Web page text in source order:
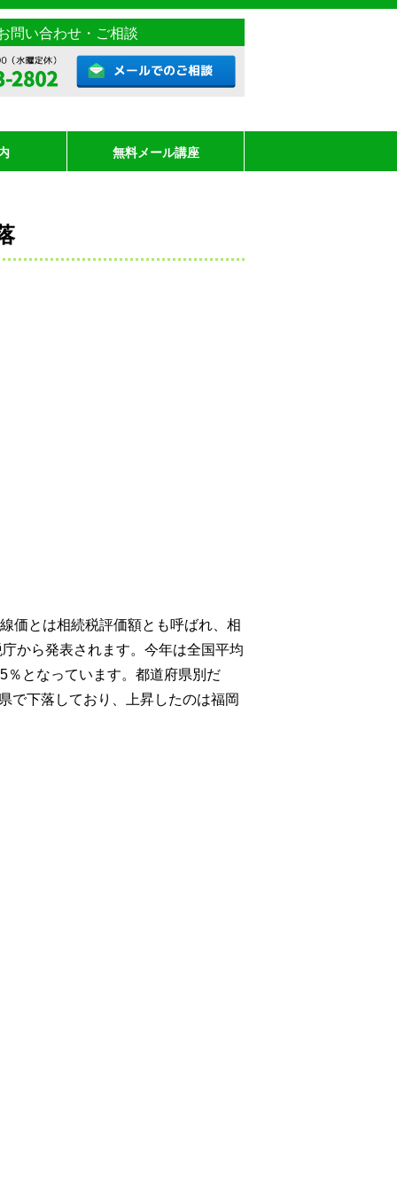
問い合わせ・ご相談
無料メール講座
価とは相続税評価額とも呼ばれ、相
から発表されます。今年は全国平均
％となっています。都道府県別だ
で下落しており、上昇したのは福岡